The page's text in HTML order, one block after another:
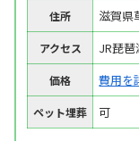
住所 滋賀県
アクセス JR琵
価格 費用を
ペット埋葬 可